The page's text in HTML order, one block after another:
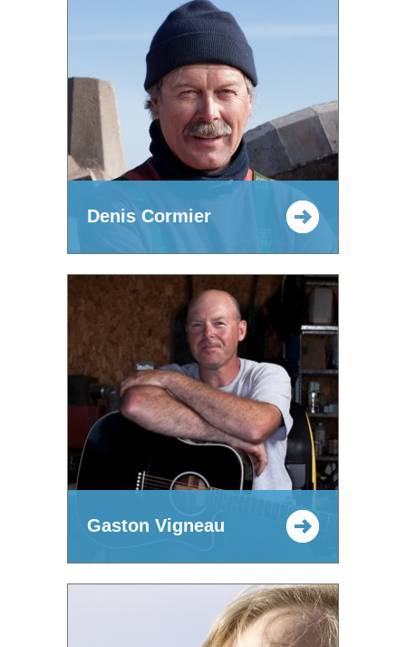
Denis Cormier
Gaston Vigneau